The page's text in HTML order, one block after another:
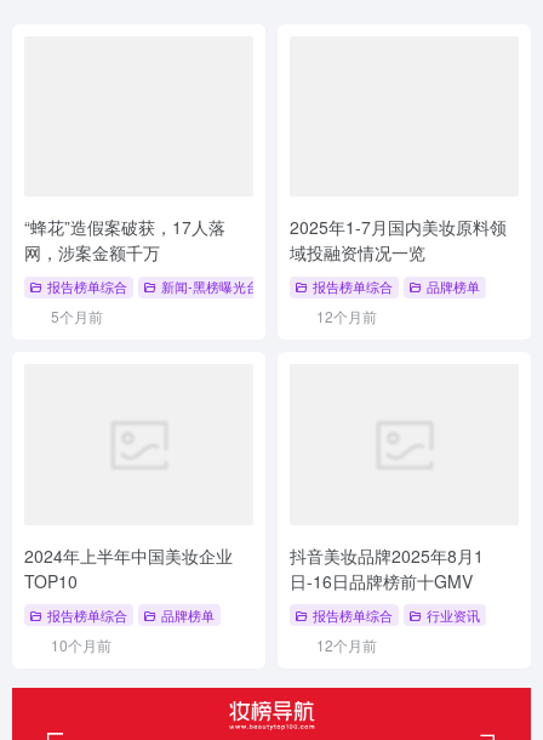
“蜂花”造假案破获，17人落
网，涉案金额千万
报告榜单综合 新闻-黑榜曝光台
5个月前
2025年1-7月国内美妆原料领
域投融资情况一览
报告榜单综合 品牌榜单
12个月前
2024年上半年中国美妆企业
TOP10
报告榜单综合 品牌榜单
10个月前
抖音美妆品牌2025年8月1
日-16日品牌榜前十GMV
报告榜单综合 行业资讯
12个月前